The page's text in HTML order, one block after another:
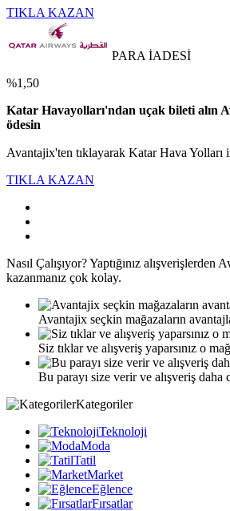
TIKLA KAZAN
PARA İADESİ
%1,50
Katar Havayolları'ndan uçak bileti alın
ödesin
Avantajix'ten tıklayarak Katar Hava Yolları
TIKLA KAZAN
Nasıl Çalışıyor?Yaptığınız alışverişlerden
kazanmanız çok kolay.
Avantajix seçkin mağazaların
Siz tıklar ve alışveriş yaparsınız o
Bu parayı size verir ve alışveriş daha
Kategoriler
Teknoloji
Moda
Tatil
Market
Eğlence
Fırsatlar